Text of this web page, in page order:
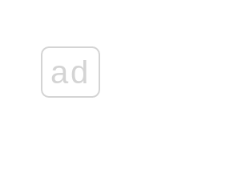
ad